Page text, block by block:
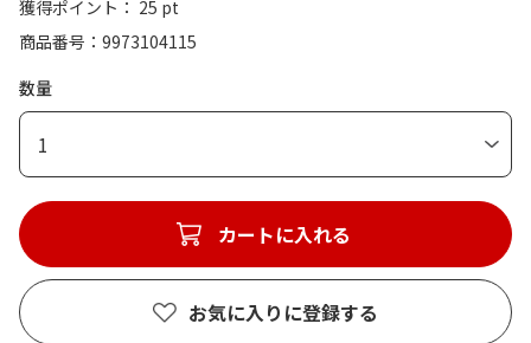
獲得ポイント： 25 pt
商品番号
9973104115
数量
1
カートに入れる
お気に入りに登録する